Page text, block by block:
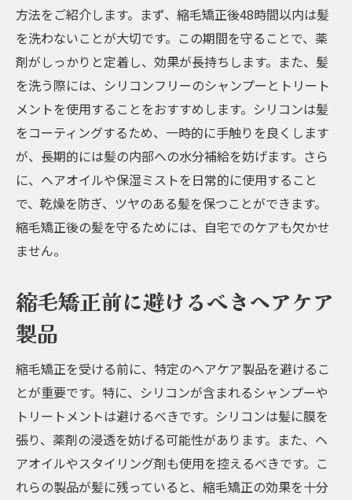
方法をご紹介します。まず、縮毛矯正後48時間以内は髪
を洗わないことが大切です。この期間を守ることで、薬
剤がしっかりと定着し、効果が長持ちします。また、髪
を洗う際には、シリコンフリーのシャンプーとトリート
メントを使用することをおすすめします。シリコンは髪
をコーティングするため、一時的に手触りを良くします
が、長期的には髪の内部への水分補給を妨げます。さら
に、ヘアオイルや保湿ミストを日常的に使用すること
で、乾燥を防ぎ、ツヤのある髪を保つことができます。
縮毛矯正後の髪を守るためには、自宅でのケアも欠かせ
ません。
縮毛矯正前に避けるべきヘアケア
製品
縮毛矯正を受ける前に、特定のヘアケア製品を避けるこ
とが重要です。特に、シリコンが含まれるシャンプーや
トリートメントは避けるべきです。シリコンは髪に膜を
張り、薬剤の浸透を妨げる可能性があります。また、ヘ
アオイルやスタイリング剤も使用を控えるべきです。こ
れらの製品が髪に残っていると、縮毛矯正の効果を十分